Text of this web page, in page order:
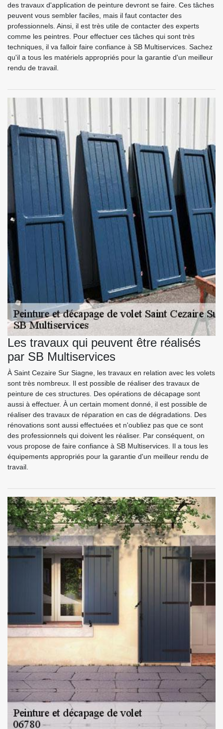
des travaux d'application de peinture devront se faire. Ces tâches
peuvent vous sembler faciles, mais il faut contacter des
professionnels. Ainsi, il est très utile de contacter des experts
comme les peintres. Pour effectuer ces tâches qui sont très
techniques, il va falloir faire confiance à SB Multiservices. Sachez
qu'il a tous les matériels appropriés pour la garantie d'un meilleur
rendu de travail.
Les travaux qui peuvent être réalisés
par SB Multiservices
À Saint Cezaire Sur Siagne, les travaux en relation avec les volets
sont très nombreux. Il est possible de réaliser des travaux de
peinture de ces structures. Des opérations de décapage sont
aussi à effectuer. À un certain moment donné, il est possible de
réaliser des travaux de réparation en cas de dégradations. Des
rénovations sont aussi effectuées et n'oubliez pas que ce sont
des professionnels qui doivent les réaliser. Par conséquent, on
vous propose de faire confiance à SB Multiservices. Il a tous les
équipements appropriés pour la garantie d'un meilleur rendu de
travail.